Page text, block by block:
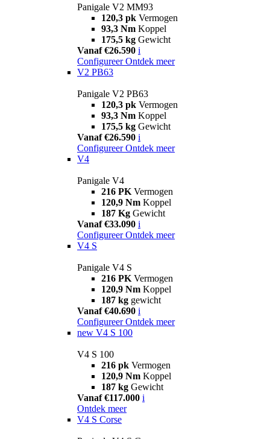
Panigale V2 MM93
120,3 pk Vermogen
93,3 Nm Koppel
175,5 kg Gewicht
Vanaf €26.590 i
Configureer Ontdek meer
V2 PB63
Panigale V2 PB63
120,3 pk Vermogen
93,3 Nm Koppel
175,5 kg Gewicht
Vanaf €26.590 i
Configureer Ontdek meer
V4
Panigale V4
216 PK Vermogen
120,9 Nm Koppel
187 Kg Gewicht
Vanaf €33.090 i
Configureer Ontdek meer
V4 S
Panigale V4 S
216 PK Vermogen
120,9 Nm Koppel
187 kg gewicht
Vanaf €40.690 i
Configureer Ontdek meer
new V4 S 100
V4 S 100
216 pk Vermogen
120,9 Nm Koppel
187 kg Gewicht
Vanaf €117.000 i
Ontdek meer
V4 S Corse